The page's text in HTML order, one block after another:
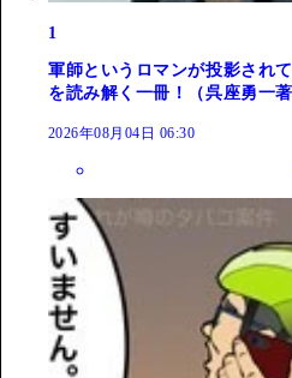
1
軍師というロマンが投影され
を読み解く一冊！（呉座勇一
2026年08月04日 06:30